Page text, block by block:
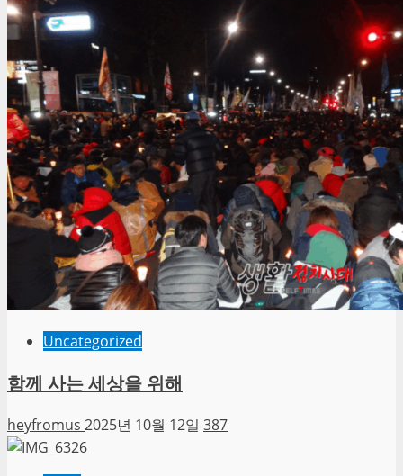
Uncategorized
함께 사는 세상을 위해
heyfromus 2025년 10월 12일 387